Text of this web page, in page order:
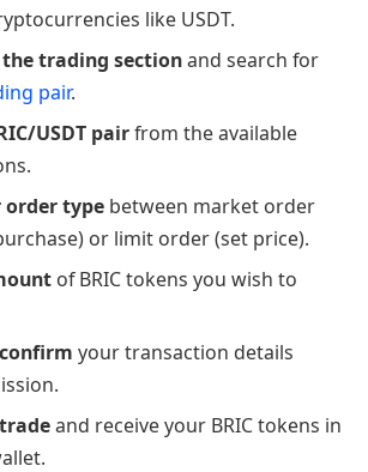
like USDT.
trading sectionand search for
pair.
USDT pairfrom the available
order type between market order
or limit order (set price).
of BRIC tokens you wish to
your transaction details
and receive your BRIC tokens in